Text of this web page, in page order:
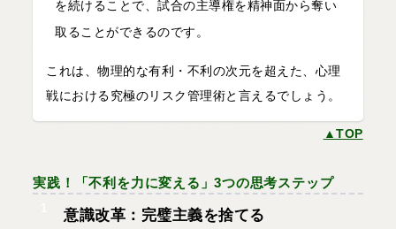
を続けることで、試合の主導権を精神面から奪い
取ることができるのです。
これは、物理的な有利・不利の次元を超えた、心理
戦における究極のリスク管理術と言えるでしょう。
▲TOP
実践！「不利を力に変える」3つの思考ステップ
意識改革：完璧主義を捨てる